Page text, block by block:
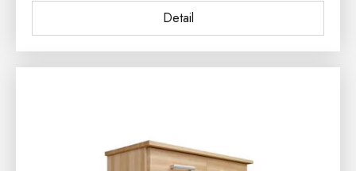
Detail